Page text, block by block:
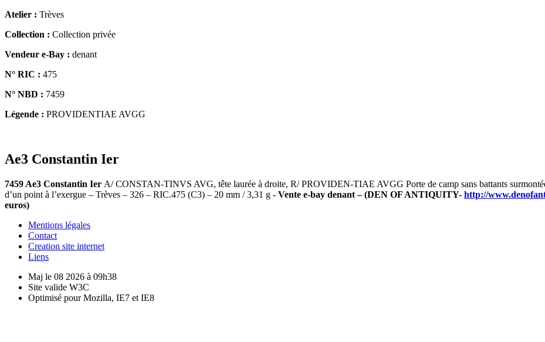
Atelier : Trèves
Collection : Collection privée
Vendeur e-Bay : denant
N° RIC : 475
N° NBD : 7459
Légende : PROVIDENTIAE AVGG
Ae3 Constantin Ier
7459 Ae3 Constantin Ier A/ CONSTAN-TINVS AVG, tête laurée à droite, R/ PROVIDEN-TIAE AVGG Porte de camp sans battants
d’un point à l’exergue – Trèves – 326 – RIC.475 (C3) – 20 mm / 3,31 g - Vente e-bay denant – (DEN OF ANTIQUITY- http://
euros)
Mentions légales
Contact
Creation site internet
Liens
Maj le 08 2026 à 09h38
Site valide W3C
Optimisé pour Mozilla, IE7 et IE8